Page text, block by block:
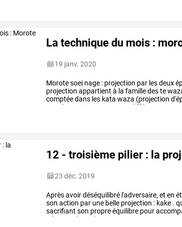
La technique du mois :
19 janv. 2020
Morotesoei nage : projection par lesdeux
projection appartient à la familledeste
comptéedans les kata waza (projection
les mains différentes
12 - troisième pilier : la
23 déc. 2019
Aprèsavoirdéséquilibré l'adversaire, et en
son action par une belle projection : kake .
sacrifiant son propreéquilibre pour
très
grand nombre